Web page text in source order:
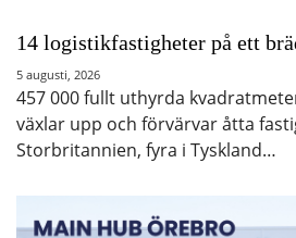
14 logistikfastigheter på ett
5 augusti, 2026
457 000 fullt uthyrda
växlar upp och förvärvar åtta
Storbritannien, fyra i Tyskland…